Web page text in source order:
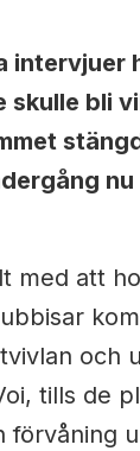
intervjuer
skulle bli
med att
och
tills de
förvåning